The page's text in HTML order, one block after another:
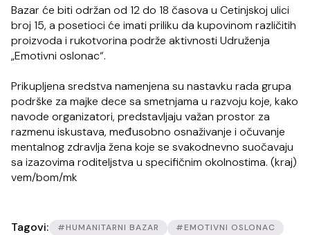
Bazar će biti održan od 12 do 18 časova u Cetinjskoj ulici
broj 15, a posetioci će imati priliku da kupovinom različitih
proizvoda i rukotvorina podrže aktivnosti Udruženja
„Emotivni oslonac“.
Prikupljena sredstva namenjena su nastavku rada grupa
podrške za majke dece sa smetnjama u razvoju koje, kako
navode organizatori, predstavljaju važan prostor za
razmenu iskustava, međusobno osnaživanje i očuvanje
mentalnog zdravlja žena koje se svakodnevno suočavaju
sa izazovima roditeljstva u specifičnim okolnostima. (kraj)
vem/bom/mk
Tagovi: #HUMANITARNI BAZAR
#EMOTIVNI OSLONAC